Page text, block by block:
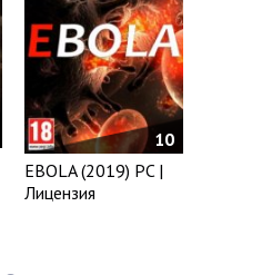
10
EBOLA (2019) PC |
Лицензия